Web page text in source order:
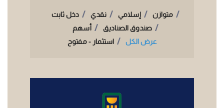
دخل ثابت نقدي إسلامي
متوازن
أسهم
صندوق الصناديق
استثمار - مفتوح
عرض الكل